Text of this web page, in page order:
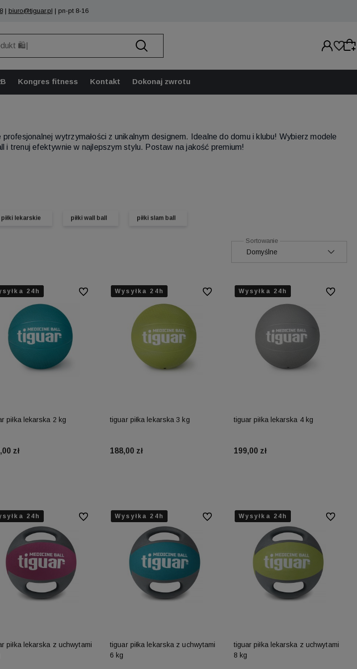
| biuro@tiguar.pl | pn-pt 8-16
lub zaloguj się, aby przywrócić dodane produkty
do listy z poprzedniej sesji.
Kongres fitness Kontakt Dokonaj zwrotu
profesjonalnej wytrzymałości z unikalnym designem. Idealne do domu i klubu! Wybierz modele
i trenuj efektywnie w najlepszym stylu. Postaw na jakość premium!
piłki lekarskie piłki wall ball piłki slam ball
24h
24h
24h
piłka lekarska 2 kg
zł
Do ulubionychWysyłka 24h
Wysyłka 24h
Wysyłka 24h
tiguar piłka lekarska 3 kg
188,00 zł
Do ulubionychWysyłka 24h
Wysyłka 24h
Wysyłka 24h
tiguar piłka lekarska 4 kg
199,00 zł
Do
24h
24h
24h
piłka lekarska z uchwytami
Do ulubionychWysyłka 24h
Wysyłka 24h
Wysyłka 24h
tiguar piłka lekarska z uchwytami
6 kg
Do ulubionychWysyłka 24h
Wysyłka 24h
Wysyłka 24h
tiguar piłka lekarska z uchwytami
8 kg
Do